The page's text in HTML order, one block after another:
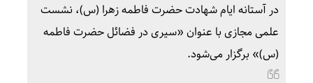
در آستانه ایام شهادت حضرت فاطمه زهرا (س)، نشست
علمی مجازی با عنوان «سیری در فضائل حضرت فاطمه
(س)» برگزار می‌شود.